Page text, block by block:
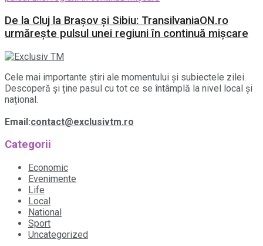
De la Cluj la Brașov și Sibiu: TransilvaniaON.ro
urmărește pulsul unei regiuni în continuă mișcare
Cele mai importante știri ale momentului și subiectele zilei.
Descoperă și ține pasul cu tot ce se întâmplă la nivel local și
național.
Email:contact@exclusivtm.ro
Categorii
Economic
Evenimente
Life
Local
National
Sport
Uncategorized